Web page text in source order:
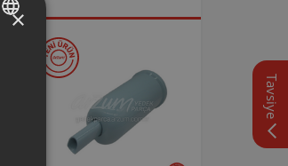
Tavsiye
×